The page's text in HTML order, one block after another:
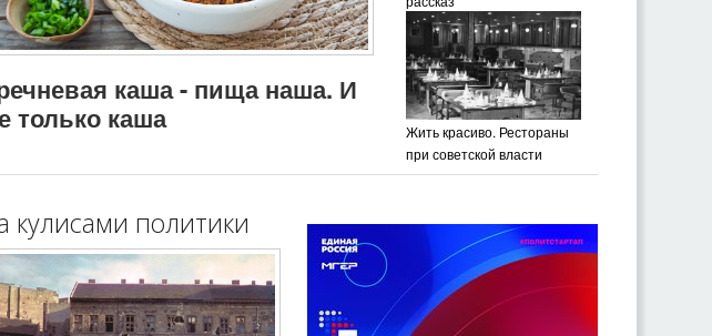
каша - пища наша. И
только каша
Жить красиво. Рестораны
при советской власти
кулисами политики